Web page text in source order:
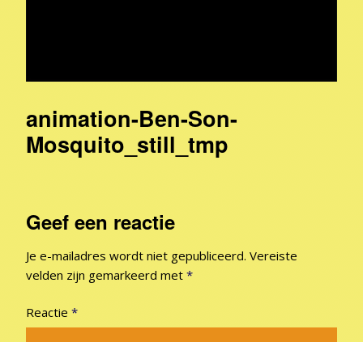
animation-Ben-Son-
Mosquito_still_tmp
Geef een reactie
Je e-mailadres wordt niet gepubliceerd. Vereiste
velden zijn gemarkeerd met *
Reactie *